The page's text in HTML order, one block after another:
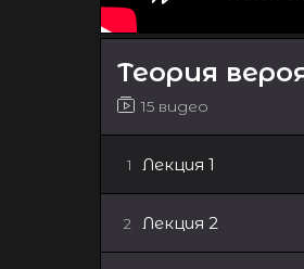
Теория
15 видео
1 Лекция 1
2 Лекция 2